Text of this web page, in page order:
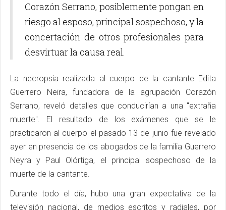
Corazón Serrano, posiblemente pongan en
riesgo al esposo, principal sospechoso, y la
concertación de otros profesionales para
desvirtuar la causa real.
La necropsia realizada al cuerpo de la cantante Edita
Guerrero Neira, fundadora de la agrupación Corazón
Serrano, reveló detalles que conducirían a una "extraña
muerte". El resultado de los exámenes que se le
practicaron al cuerpo el pasado 13 de junio fue revelado
ayer en presencia de los abogados de la familia Guerrero
Neyra y Paul Olórtiga, el principal sospechoso de la
muerte de la cantante.
Durante todo el día, hubo una gran expectativa de la
televisión nacional, de medios escritos y radiales, por